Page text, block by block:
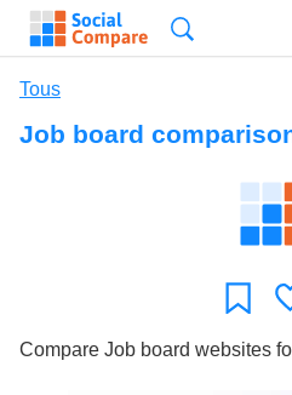
Tous
Job board
Compare Job board websites